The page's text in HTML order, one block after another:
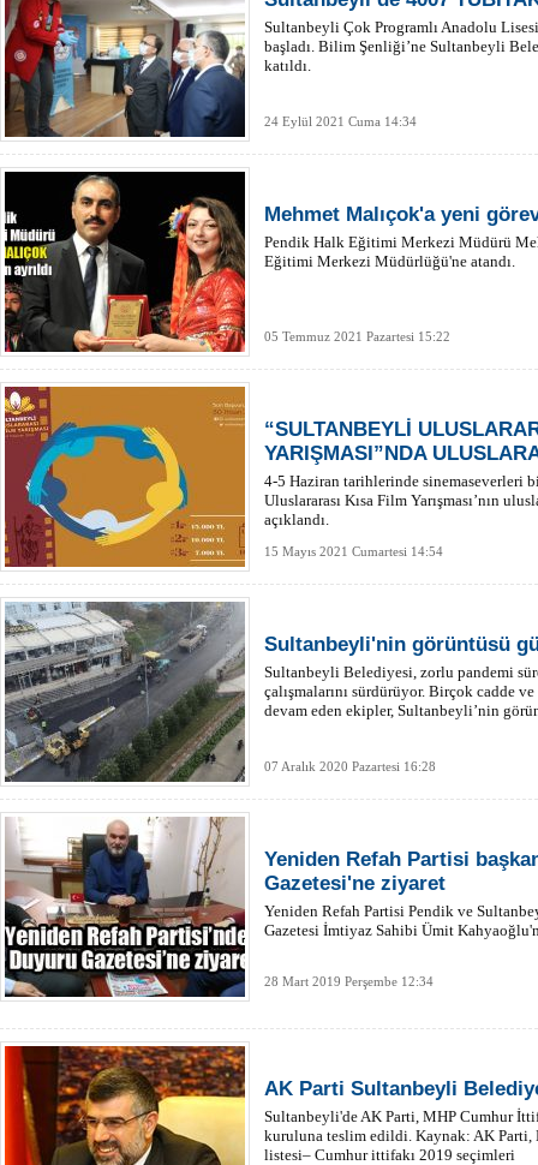
Sultanbeyli Çok Programlı Anadolu
başladı. Bilim Şenliği’ne Sultanbeyli
katıldı.
24 Eylül 2021 Cuma 14:34
Mehmet Malıçok'a yeni
Pendik Halk Eğitimi Merkezi Müdürü
Eğitimi Merkezi Müdürlüğü'ne atandı.
05 Temmuz 2021 Pazartesi 15:22
“SULTANBEYLİ
YARIŞMASI”NDA
4-5 Haziran tarihlerinde sinemaseverleri
Uluslararası Kısa Film Yarışması’nın
açıklandı.
15 Mayıs 2021 Cumartesi 14:54
Sultanbeyli'nin görüntüsü
Sultanbeyli Belediyesi, zorlu pandemi
çalışmalarını sürdürüyor. Birçok cadde
devam eden ekipler, Sultanbeyli’nin
07 Aralık 2020 Pazartesi 16:28
Yeniden Refah Partisi
Gazetesi'ne ziyaret
Yeniden Refah Partisi Pendik ve
Gazetesi İmtiyaz Sahibi Ümit
28 Mart 2019 Perşembe 12:34
AK Parti Sultanbeyli
Sultanbeyli'de AK Parti, MHP Cumhur
kuruluna teslim edildi. Kaynak: AK
listesi– Cumhur ittifakı 2019 seçimleri